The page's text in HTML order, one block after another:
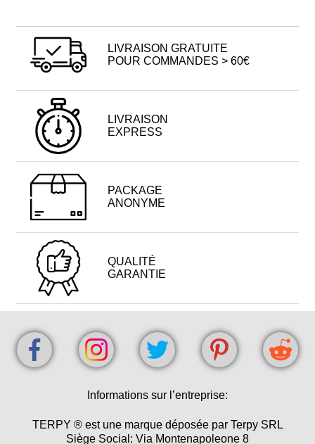
LIVRAISON GRATUITE
POUR COMMANDES > 60€
LIVRAISON
EXPRESS
PACKAGE
ANONYME
QUALITÉ
GARANTIE
Informations sur l’entreprise:
TERPY ® est une marque déposée par Terpy SRL
Siège Social: Via Montenapoleone 8